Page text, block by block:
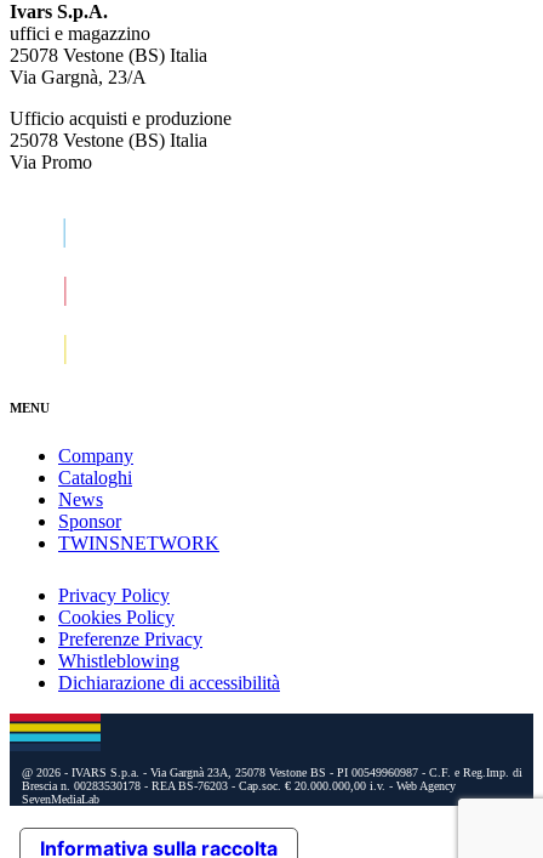
Ivars S.p.A.
uffici e magazzino
25078 Vestone (BS) Italia
Via Gargnà, 23/A
Ufficio acquisti e produzione
25078 Vestone (BS) Italia
Via Promo
MENU
Company
Cataloghi
News
Sponsor
TWINSNETWORK
Privacy Policy
Cookies Policy
Preferenze Privacy
Whistleblowing
Dichiarazione di accessibilità
@ 2026 - IVARS S.p.a. - Via Gargnà 23A, 25078 Vestone BS - PI 00549960987 - C.F. e Reg.Imp. di
Brescia n. 00283530178 - REA BS-76203 - Cap.soc. € 20.000.000,00 i.v. - Web Agency
SevenMediaLab
Informativa sulla raccolta